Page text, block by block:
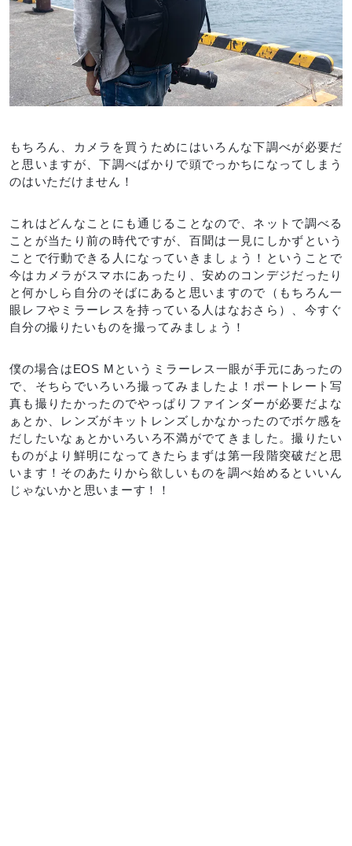
もちろん、カメラを買うためにはいろんな下調べが必要だ
と思いますが、下調べばかりで頭でっかちになってしまう
のはいただけません！
これはどんなことにも通じることなので、ネットで調べる
ことが当たり前の時代ですが、百聞は一見にしかずという
ことで行動できる人になっていきましょう！ということで
今はカメラがスマホにあったり、安めのコンデジだったり
と何かしら自分のそばにあると思いますので（もちろん一
眼レフやミラーレスを持っている人はなおさら）、今すぐ
自分の撮りたいものを撮ってみましょう！
僕の場合はEOS Mというミラーレス一眼が手元にあったの
で、そちらでいろいろ撮ってみましたよ！ポートレート写
真も撮りたかったのでやっぱりファインダーが必要だよな
ぁとか、レンズがキットレンズしかなかったのでボケ感を
だしたいなぁとかいろいろ不満がでてきました。撮りたい
ものがより鮮明になってきたらまずは第一段階突破だと思
います！そのあたりから欲しいものを調べ始めるといいん
じゃないかと思いまーす！！